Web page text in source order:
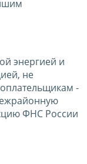
энергией и
не
-
ФНС России